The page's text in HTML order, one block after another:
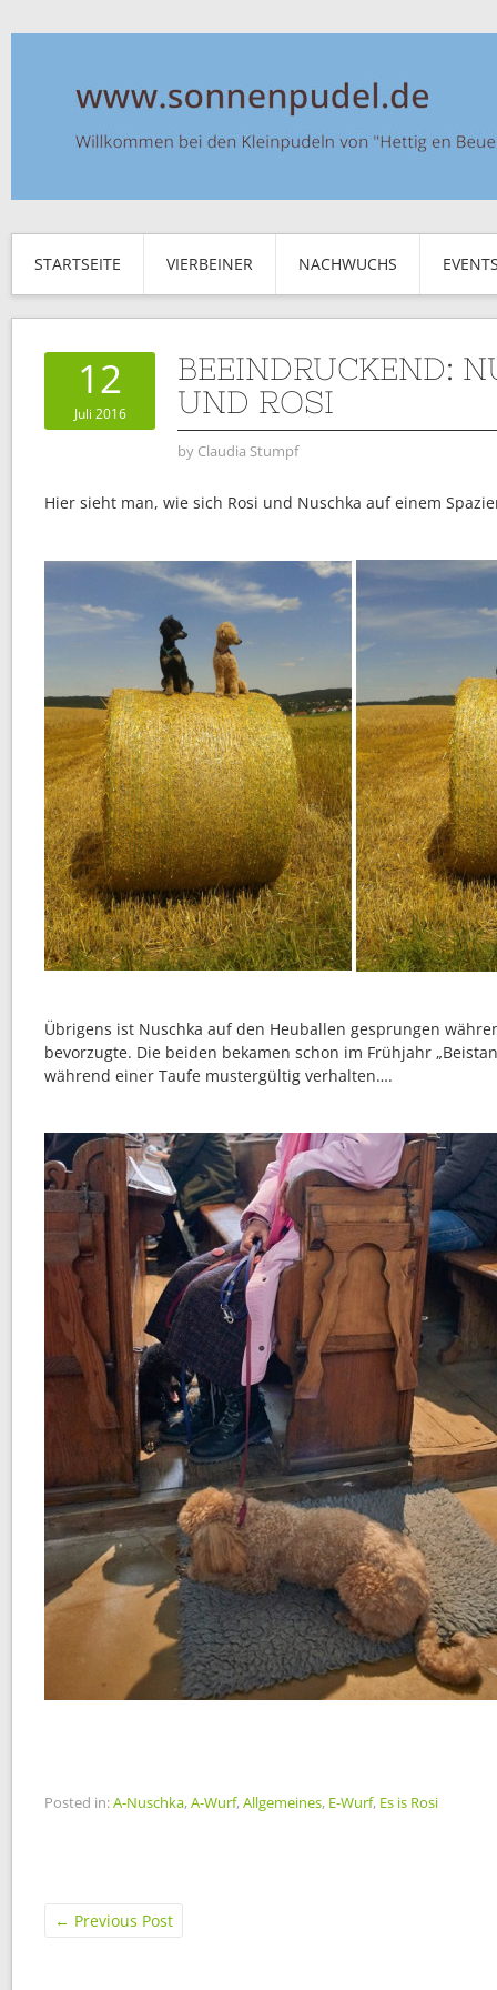
STARTSEITE VIERBEINER NACHWUCHS
12
Juli 2016
BEEINDRUCKEND:
UND ROSI
by Claudia Stumpf
Hier sieht man, wie sich Rosi und Nuschka auf einem
Übrigens ist Nuschka auf den Heuballen gesprungen
bevorzugte. Die beiden bekamen schon im Frühjahr
während einer Taufe mustergültig verhalten….
Posted in:A-Nuschka,A-Wurf,Allgemeines, E-Wurf, Es is Rosi
← Previous Post